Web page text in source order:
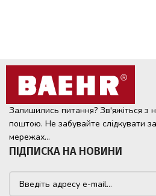
Залишились питання? Зв'яжіться з
поштою. Не забувайте слідкувати
мережах...
ПІДПИСКА НА НОВИНИ